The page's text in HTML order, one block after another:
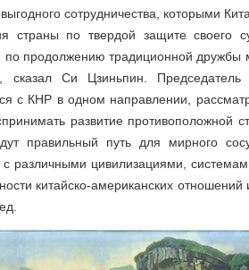
сотрудничества, которыми
страны по твердой защите своего
по продолжению традиционной
сказал Си Цзиньпин.
с КНР в одном направлении,
развитие противоположной
правильный путь для мирного
различными цивилизациями,
китайско-американских отношений